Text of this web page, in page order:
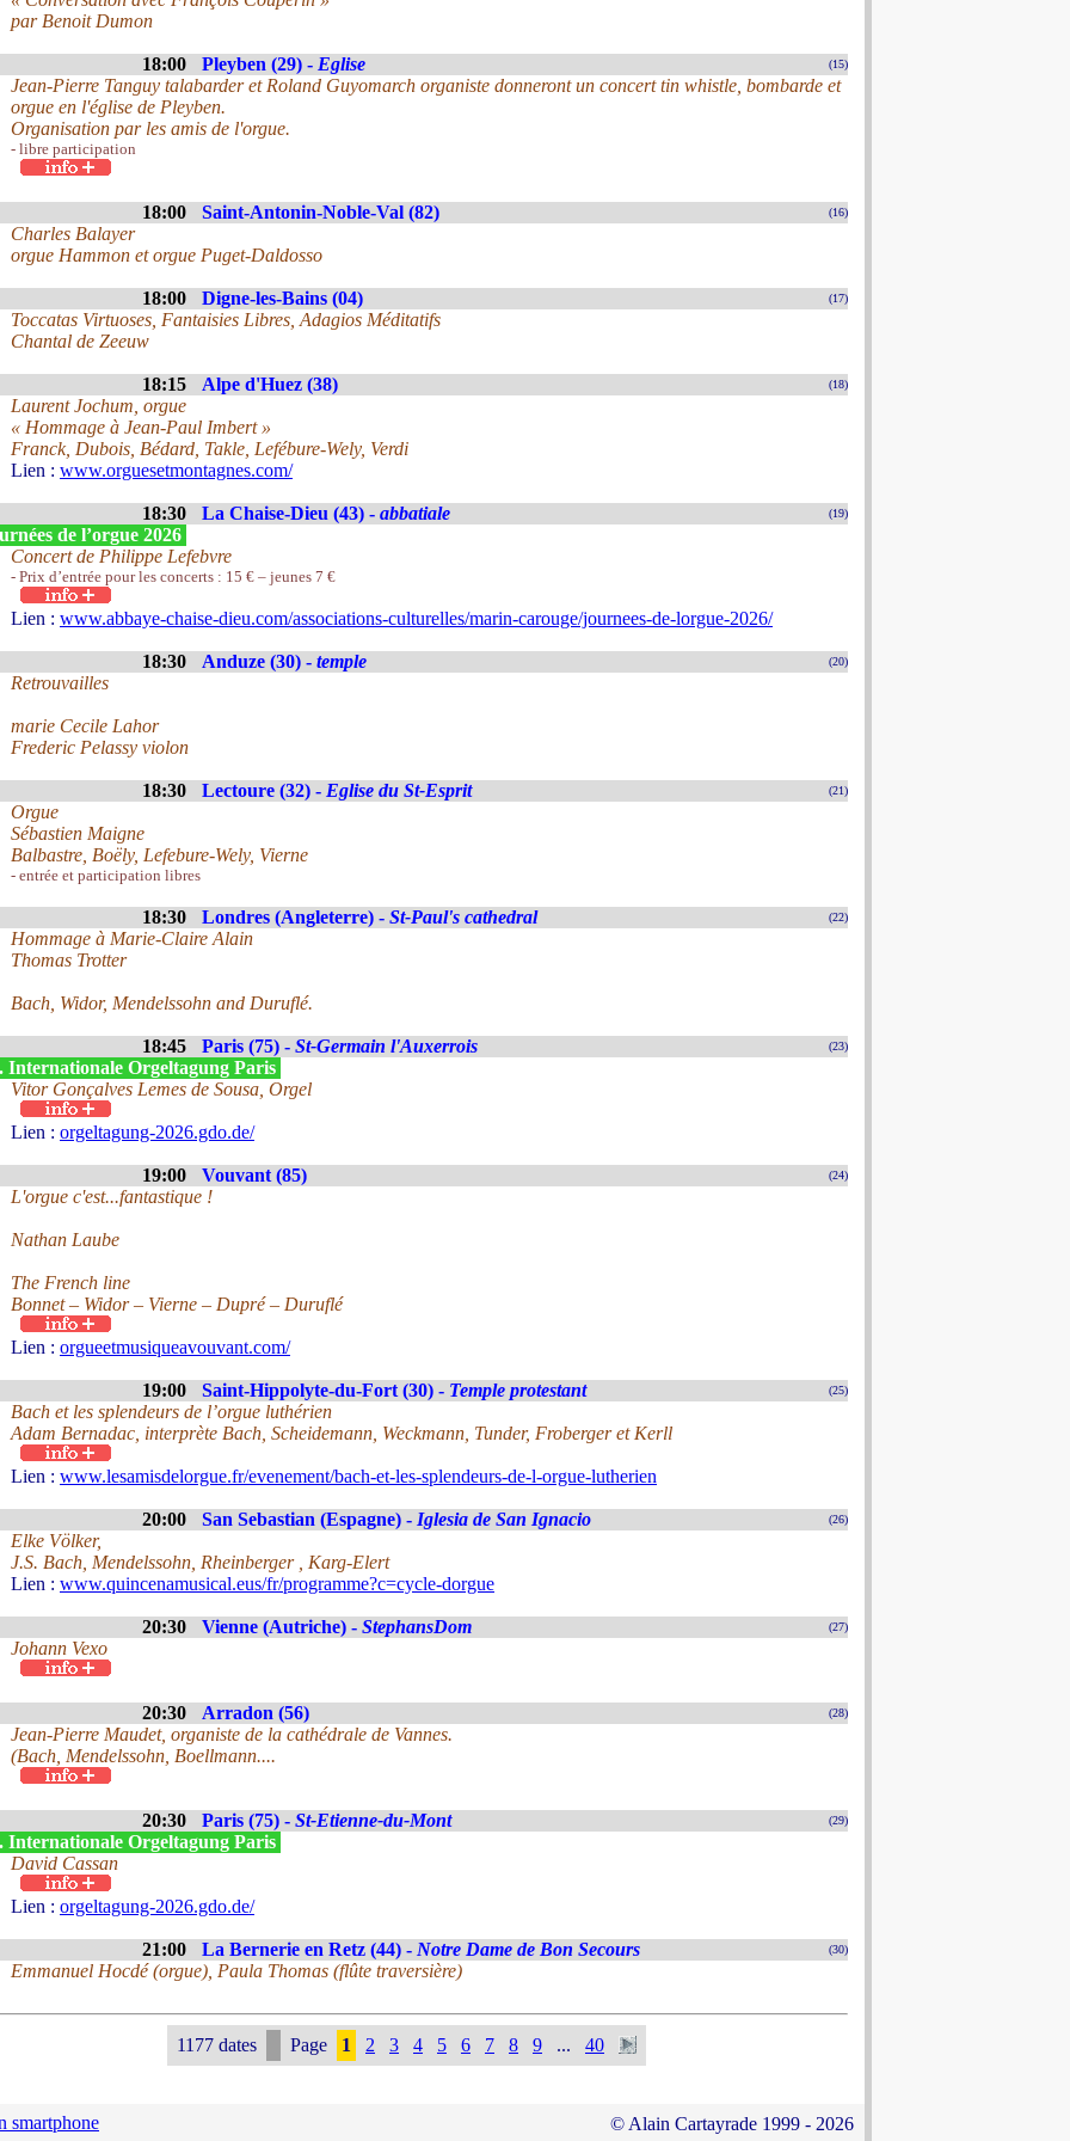
par Benoit Dumon
18:00 Pleyben (29) - Eglise (15)
Jean-Pierre Tanguy talabarder et Roland Guyomarch organiste donneront un concert tin whistle, bombarde et
orgue en l'église de Pleyben.
Organisation par les amis de l'orgue.
- libre participation
18:00 Saint-Antonin-Noble-Val (82) (16)
Charles Balayer
orgue Hammon et orgue Puget-Daldosso
18:00 Digne-les-Bains (04) (17)
Toccatas Virtuoses, Fantaisies Libres, Adagios Méditatifs
Chantal de Zeeuw
18:15 Alpe d'Huez (38) (18)
Laurent Jochum, orgue
« Hommage à Jean-Paul Imbert »
Franck, Dubois, Bédard, Takle, Lefébure-Wely, Verdi
Lien : www.orguesetmontagnes.com/
18:30 La Chaise-Dieu (43) - abbatiale (19)
de l’orgue 2026
Concert de Philippe Lefebvre
- Prix d’entrée pour les concerts : 15 € – jeunes 7 €
Lien : www.abbaye-chaise-dieu.com/associations-culturelles/marin-carouge/journees-de-lorgue-2026/
18:30 Anduze (30) - temple (20)
Retrouvailles
marie Cecile Lahor
Frederic Pelassy violon
18:30 Lectoure (32) - Eglise du St-Esprit (21)
Orgue
Sébastien Maigne
Balbastre, Boëly, Lefebure-Wely, Vierne
- entrée et participation libres
18:30 Londres (Angleterre) - St-Paul's cathedral (22)
Hommage à Marie-Claire Alain
Thomas Trotter
Bach, Widor, Mendelssohn and Duruflé.
18:45 Paris (75) - St-Germain l'Auxerrois (23)
Internationale Orgeltagung Paris
Vitor Gonçalves Lemes de Sousa, Orgel
Lien : orgeltagung-2026.gdo.de/
19:00 Vouvant (85) (24)
L'orgue c'est...fantastique !
Nathan Laube
The French line
Bonnet – Widor – Vierne – Dupré – Duruflé
Lien : orgueetmusiqueavouvant.com/
19:00 Saint-Hippolyte-du-Fort (30) - Temple protestant (25)
Bach et les splendeurs de l’orgue luthérien
Adam Bernadac, interprète Bach, Scheidemann, Weckmann, Tunder, Froberger et Kerll
Lien : www.lesamisdelorgue.fr/evenement/bach-et-les-splendeurs-de-l-orgue-lutherien
20:00 San Sebastian (Espagne) - Iglesia de San Ignacio (26)
Elke Völker,
J.S. Bach, Mendelssohn, Rheinberger , Karg-Elert
Lien : www.quincenamusical.eus/fr/programme?c=cycle-dorgue
20:30 Vienne (Autriche) - StephansDom (27)
Johann Vexo
20:30 Arradon (56) (28)
Jean-Pierre Maudet, organiste de la cathédrale de Vannes.
(Bach, Mendelssohn, Boellmann....
20:30 Paris (75) - St-Etienne-du-Mont (29)
Internationale Orgeltagung Paris
David Cassan
Lien : orgeltagung-2026.gdo.de/
21:00 La Bernerie en Retz (44) - Notre Dame de Bon Secours (30)
Emmanuel Hocdé (orgue), Paula Thomas (flûte traversière)
1177 dates Page 1 2 3 4 5 6 7 8 9 ... 40
smartphone © Alain Cartayrade 1999 - 2026